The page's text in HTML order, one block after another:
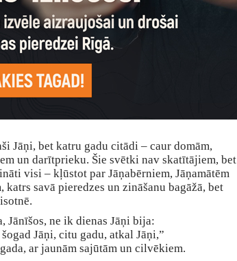
Jāņi, bet katru gadu citādi – caur domām,
un darītprieku. Šie svētki nav skatītājiem, bet
visi – kļūstot par Jāņabērniem, Jāņamātēm
katrs savā pieredzes un zināšanu bagāžā, bet
Jānīšos, ne ik dienas Jāņi bija:
Jāņi, citu gadu, atkal Jāņi,”
ar jaunām sajūtām un cilvēkiem.